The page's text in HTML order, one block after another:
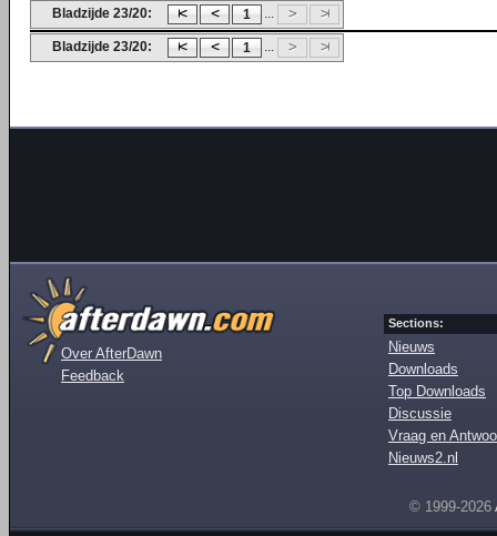
Bladzijde 23/20: 1 ...
Bladzijde 23/20: 1 ...
Over AfterDawn
Feedback
Sections:
Nieuws
Downloads
Top Downloads
Discussie
Vraag en
Nieuws2.nl
© 1999-2026